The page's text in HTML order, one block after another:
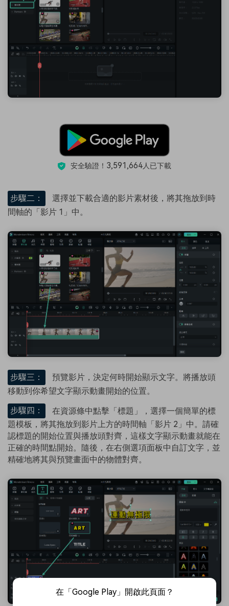
安全驗證！ 3,591,664人已下載
步驟二：
選擇並下載合適的影片素材後，將其拖放到時
間軸的「影片 1」中。
步驟三：
預覽影片，決定何時開始顯示文字。將播放頭
移動到你希望文字顯示動畫開始的位置。
步驟四：
在資源條中點擊「標題」，選擇一個簡單的標
題模板，將其拖放到影片上方的時間軸「影片 2」中。請確
認標題的開始位置與播放頭對齊，這樣文字顯示動畫就能在
正確的時間點開始。隨後，在右側選項面板中自訂文字，並
精確地將其與預覽畫面中的物體對齊。
在「Google Play」開啟此頁面？